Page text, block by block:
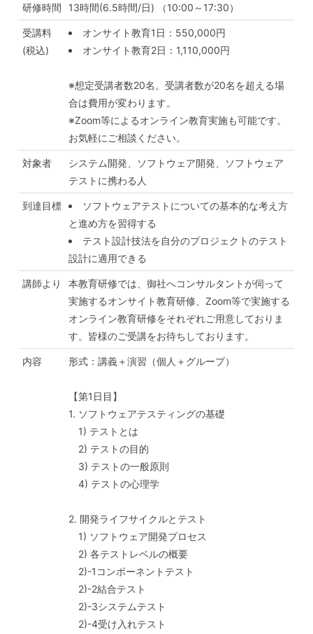
研修時間 13時間(6.5時間/日) （10:00～17:30）
受講料
(税込)
オンサイト教育1日：550,000円
オンサイト教育2日：1,110,000円
※想定受講者数20名。受講者数が20名を超える場
合は費用が変わります。
※Zoom等によるオンライン教育実施も可能です。
お気軽にご相談ください。
対象者
システム開発、ソフトウェア開発、ソフトウェア
テストに携わる人
到達目標
ソフトウェアテストについての基本的な考え方
と進め方を習得する
テスト設計技法を自分のプロジェクトのテスト
設計に適用できる
講師より
本教育研修では、御社へコンサルタントが伺って
実施するオンサイト教育研修、Zoom等で実施する
オンライン教育研修をそれぞれご用意しておりま
す。皆様のご受講をお待ちしております。
内容 形式：講義＋演習（個人＋グループ）
【第1日目】
1. ソフトウェアテスティングの基礎
1) テストとは
2) テストの目的
3) テストの一般原則
4) テストの心理学
2. 開発ライフサイクルとテスト
1) ソフトウェア開発プロセス
2) 各テストレベルの概要
2)-1コンポーネントテスト
2)-2結合テスト
2)-3システムテスト
2)-4受け入れテスト